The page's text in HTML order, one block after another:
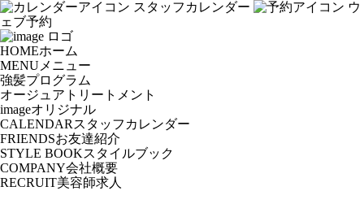
スタッフカレンダー
ウ
ェブ予約
HOMEホーム
MENU メニュー
強髪プログラム
オージュアトリートメント
imageオリジナル
CALENDAR スタッフカレンダー
FRIENDSお友達紹介
STYLE BOOKスタイルブック
COMPANY会社概要
RECRUIT美容師求人